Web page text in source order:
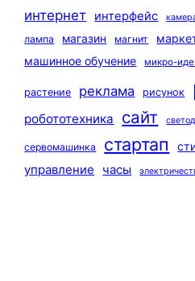
интернет интерфейс
лампа
магазин магнит
машинное обучение
микро-
растение реклама рисунок
робототехника сайт
сервомашинка стартап
управление часы